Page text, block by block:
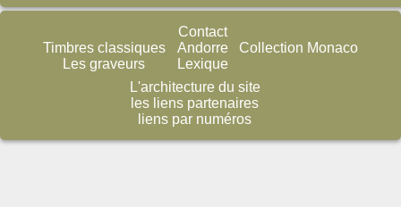
Timbres classiques
Les graveurs
Contact
Andorre
Lexique
Collection Monaco
L'architecture du site
les liens partenaires
liens par numéros